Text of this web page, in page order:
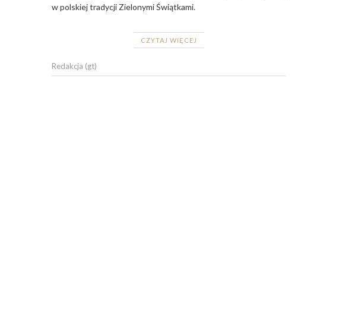
w polskiej tradycji Zielonymi Świątkami.
CZYTAJ WIĘCEJ
Redakcja (gt)